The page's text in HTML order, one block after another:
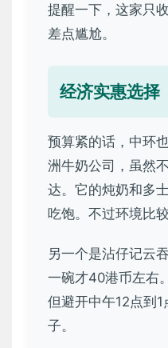
提醒一下，这家只
差点尴尬。
经济实惠选择
预算紧的话，中环
洲牛奶公司，虽然
达。它的炖奶和多
吃饱。不过环境比
另一个是沾仔记云
一碗才40港币左右
但避开中午12点到
子。